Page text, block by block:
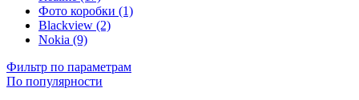
Фото коробки (1)
Blackview (2)
Nokia (9)
Фильтр по параметрам
По популярности